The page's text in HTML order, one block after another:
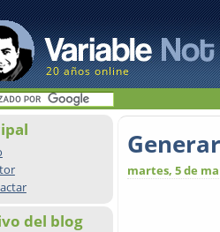
20 años online
del blog
martes, 5 de